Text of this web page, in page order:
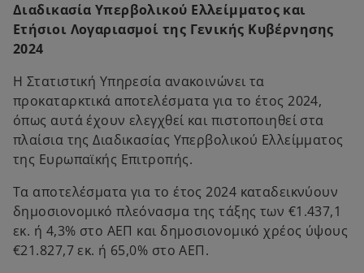
Διαδικασία Υπερβολικού Ελλείμματος και
Ετήσιοι Λογαριασμοί της Γενικής Κυβέρνησης
2024
Η Στατιστική Υπηρεσία ανακοινώνει τα
προκαταρκτικά αποτελέσματα για το έτος 2024,
όπως αυτά έχουν ελεγχθεί και πιστοποιηθεί στα
πλαίσια της Διαδικασίας Υπερβολικού Ελλείμματος
της Ευρωπαϊκής Επιτροπής.
Τα αποτελέσματα για το έτος 2024 καταδεικνύουν
δημοσιονομικό πλεόνασμα της τάξης των €1.437,1
εκ. ή 4,3% στο ΑΕΠ και δημοσιονομικό χρέος ύψους
€21.827,7 εκ. ή 65,0% στο ΑΕΠ.